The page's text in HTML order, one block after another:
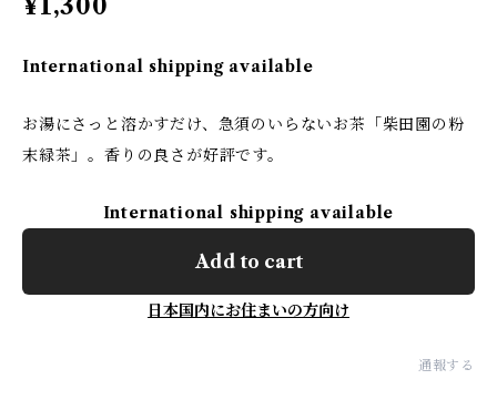
¥1,300
International shipping available
お湯にさっと溶かすだけ、急須のいらないお茶「柴田園の粉
末緑茶」。香りの良さが好評です。
International shipping available
Add to cart
日本国内にお住まいの方向け
通報する